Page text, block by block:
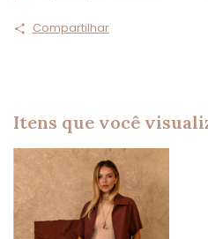
Compartilhar
Itens que você